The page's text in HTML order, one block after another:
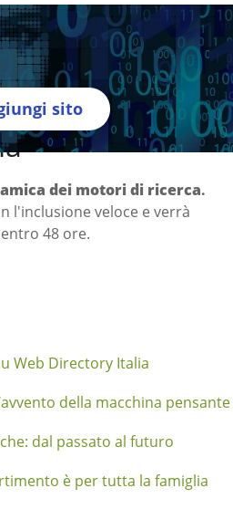
sito
amica dei motori di ricerca.
l'inclusione veloce e verrà
48 ore.
Web Directory Italia
della macchina pensante
dal passato al futuro
è per tutta la famiglia